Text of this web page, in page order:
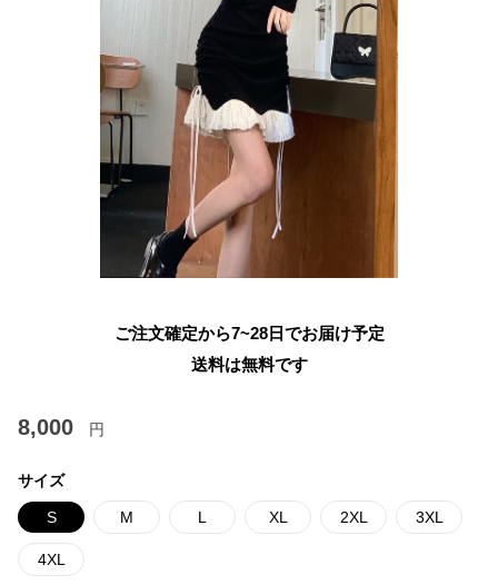
ご注文確定から7~28日でお届け予定
送料は無料です
8,000 円
サイズ
S M L XL 2XL 3XL
4XL